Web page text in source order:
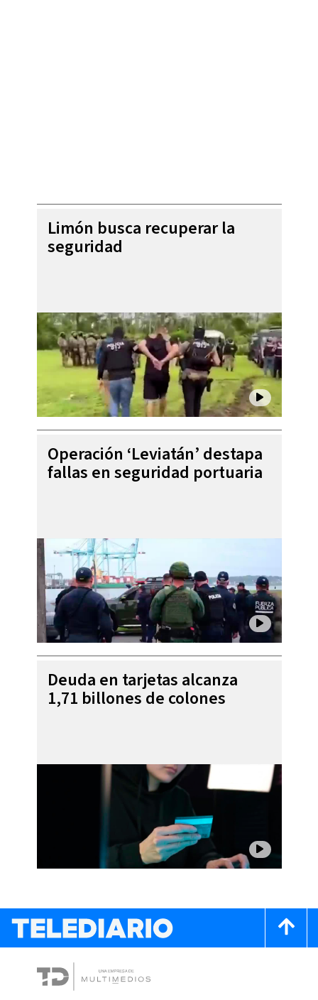
Limón busca recuperar la
seguridad
Operación ‘Leviatán’ destapa
fallas en seguridad portuaria
Deuda en tarjetas alcanza
1,71 billones de colones